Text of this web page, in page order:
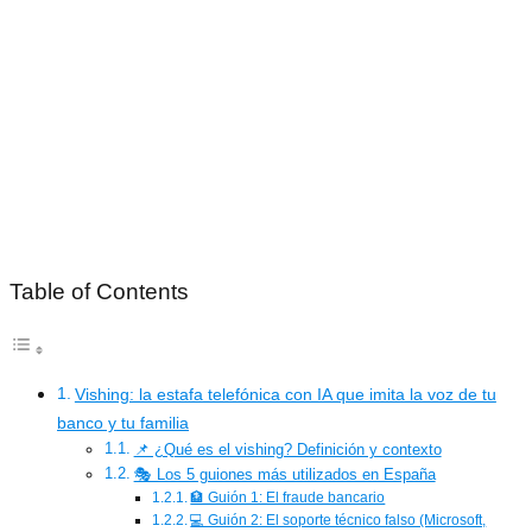
Table of Contents
Vishing: la estafa telefónica con IA que imita la voz de tu
banco y tu familia
📌 ¿Qué es el vishing? Definición y contexto
🎭 Los 5 guiones más utilizados en España
🏦 Guión 1: El fraude bancario
💻 Guión 2: El soporte técnico falso (Microsoft,